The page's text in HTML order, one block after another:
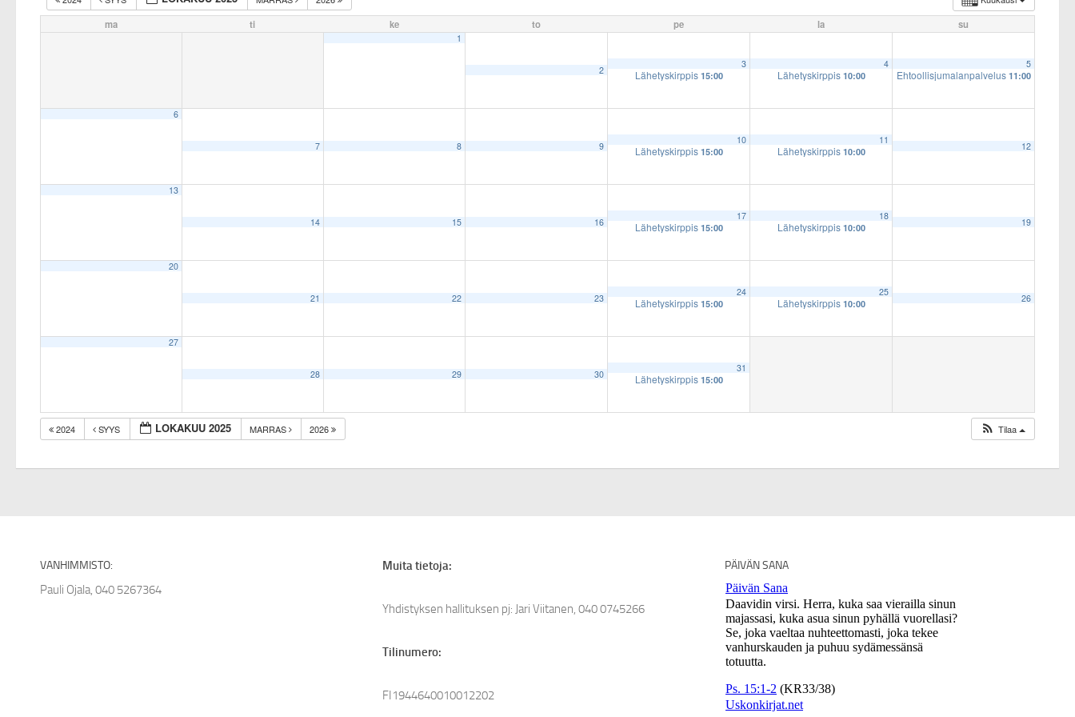
ma
ti ke to pe la su
1
2
3
Lähetyskirppis 15:00
4
Lähetyskirppis 10:00
5
Ehtoollisjumalanpalvelus 11:00
6
7 8 9
10
Lähetyskirppis 15:00
11
Lähetyskirppis 10:00 12
13
14 15 16
17
Lähetyskirppis 15:00
18
Lähetyskirppis 10:00 19
20
21 22 23
24
Lähetyskirppis 15:00
25
Lähetyskirppis 10:00 26
27
28 29 30
31
Lähetyskirppis 15:00
2024 SYYS LOKAKUU 2025 MARRAS 2026 Tilaa
VANHIMMISTO:
Pauli Ojala, 040 5267364
Muita tietoja:
Yhdistyksen hallituksen pj: Jari Viitanen, 040 0745266
Tilinumero:
FI1944640010012202
PÄIVÄN SANA